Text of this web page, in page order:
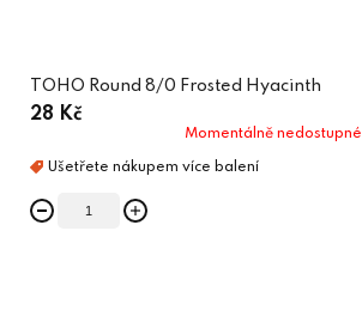
TOHO Round 8/0 Frosted Hyacinth
28 Kč
Momentálně nedostupné